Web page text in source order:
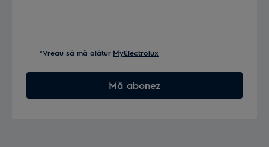
*Vreau să mă alătur MyElectrolux
Mă abonez